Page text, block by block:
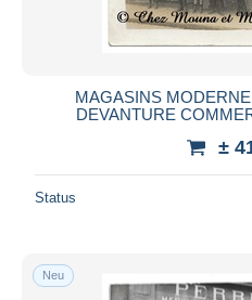
MAGASINS
DEVANTURE
±
Status
Neu